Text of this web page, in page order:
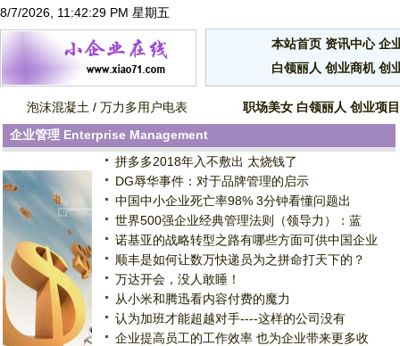
8/7/2026, 11:42:30 PM 星期五
本站首页 资讯中心 企
白领丽人 创业商机 创
泡沫混凝土 / 万力多用户电表 职场美女 白领丽人 创业项目
企业管理 Enterprise Management
拼多多2018年入不敷出 太烧钱了
DG辱华事件：对于品牌管理的启示
中国中小企业死亡率98% 3分钟看懂问题出
世界500强企业经典管理法则（领导力）：蓝
诺基亚的战略转型之路有哪些方面可供中国企业
顺丰是如何让数万快递员为之拼命打天下的？
万达开会，没人敢睡！
从小米和腾迅看内容付费的魔力
认为加班才能超越对手----这样的公司没有
企业提高员工的工作效率 也为企业带来更多收